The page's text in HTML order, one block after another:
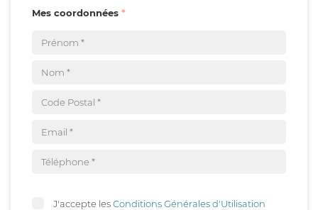
Mes coordonnées
J'accepte lesConditions Générales d'Utilisation